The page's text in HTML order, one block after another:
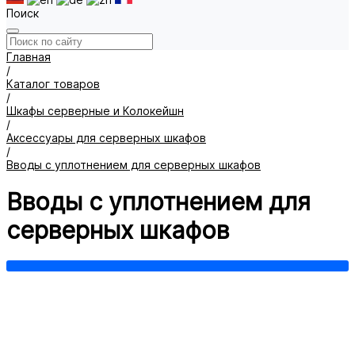
Поиск
Главная
/
Каталог товаров
/
Шкафы серверные и Колокейшн
/
Аксессуары для серверных шкафов
/
Вводы с уплотнением для серверных шкафов
Вводы с уплотнением для
серверных шкафов